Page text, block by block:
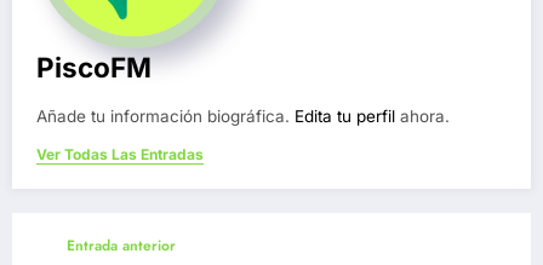
PiscoFM
Añade tu información biográfica. Edita tu perfil ahora.
Ver Todas Las Entradas
Entrada anterior